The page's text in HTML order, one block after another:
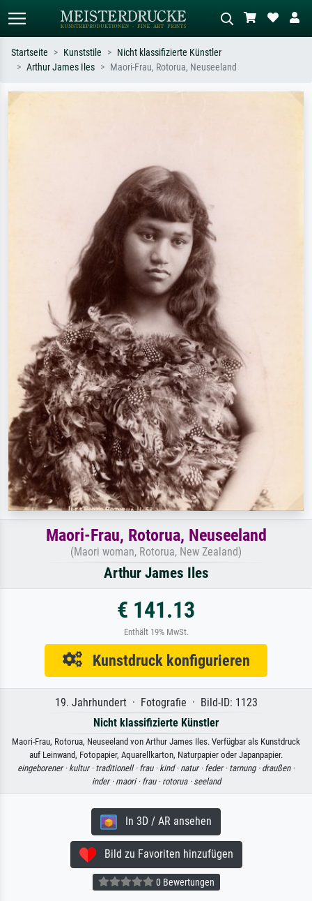
Startseite Kunststile
Nicht klassifizierte Künstler
Arthur James Iles
Maori-Frau, Rotorua, Neuseeland
Maori-Frau, Rotorua, Neuseeland
(Maori woman, Rotorua, New Zealand)
Arthur James Iles
€ 141.13
Enthält 19% MwSt.
Kunstdruck konfigurieren
19. Jahrhundert · Fotografie · Bild-ID: 1123
Nicht klassifizierte Künstler
Maori-Frau, Rotorua, Neuseeland von Arthur James Iles. Verfügbar als Kunstdruck
auf Leinwand, Fotopapier, Aquarellkarton, Naturpapier oder Japanpapier.
eingeborener · kultur · traditionell · frau · kind · natur · feder · tarnung · draußen ·
inder · maori · frau · rotorua · seeland
In 3D / AR ansehen
Bild zu Favoriten hinzufügen
0 Bewertungen